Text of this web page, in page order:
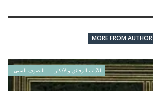
MORE FROM AUTHOR
الآداب-الرقائق والأذكار التصوف السني